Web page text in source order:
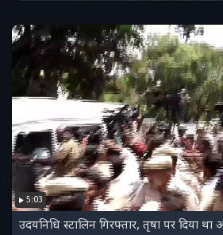
5:03
उदयनिधि स्टालिन गिरफ्तार, तृषा पर दिया था